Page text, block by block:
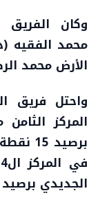
وكان
الأرض محمد
واحتل فريق
المركز
الجديدي برصيد 11 نقطة.